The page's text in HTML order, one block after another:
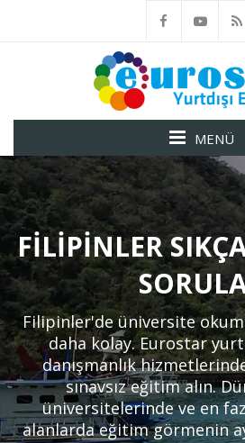
MENÜ
FILIPINLER
Filipinler'de üniversite
daha kolay. Eurostar yurt
danışmanlık
sınavsız eğitim alın.
üniversitelerinde ve en
alanlarda eğitim görmenin